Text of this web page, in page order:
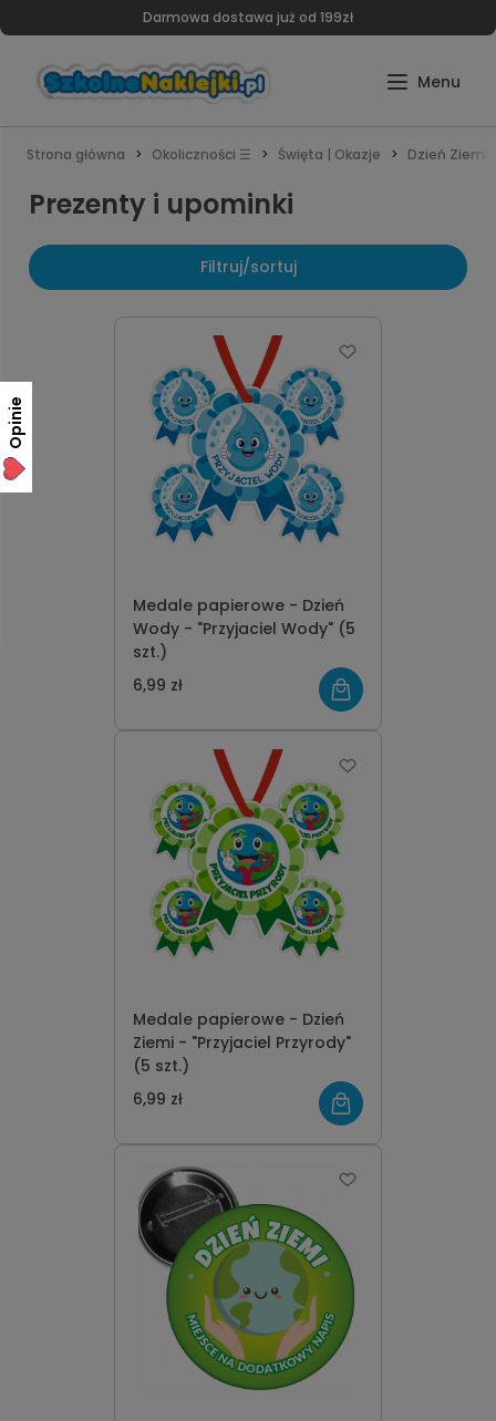
Darmowa dostawa już od 199zł
Strona główna Okoliczności ☰ Święta | Okazje Dzień Ziemi
Prezenty i upominki
Filtruj/sortuj
Medale papierowe - Dzień
Wody - "Przyjaciel Wody" (5
szt.)
6,99 zł
Medale papierowe - Dzień
Ziemi - "Przyjaciel Przyrody"
(5 szt.)
6,99 zł
Opinie